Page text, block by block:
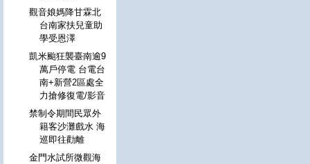
觀音娘媽降甘霖北
台南家扶兒童助
學受恩澤
凱米颱狂襲臺南逾9
萬戶停電 台電台
南+新營2區處全
力搶修復電/影音
禁制令期間民眾外
籍客沙灘戲水 海
巡即往勸離
金門水試所微觀海